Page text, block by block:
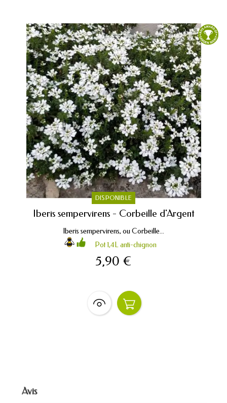
DISPONIBLE
Iberis sempervirens - Corbeille d'Argent
Iberis sempervirens, ou Corbeille...
Pot 1,4L anti-chignon
5,90 €
Avis